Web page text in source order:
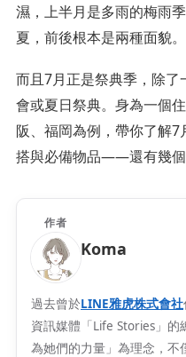
濕，上半月是多雨的梅雨
夏，前後根本是兩種面貌。
而且7月正是祭典季，除
會或夏日祭典。身為一個
阪、福岡為例，帶你了解
搭與必備物品——還有幾個
作者
Koma
過去曾於LINE雅虎株式會社
資訊媒體「Life Stories」
為她們的力量」為理念，不